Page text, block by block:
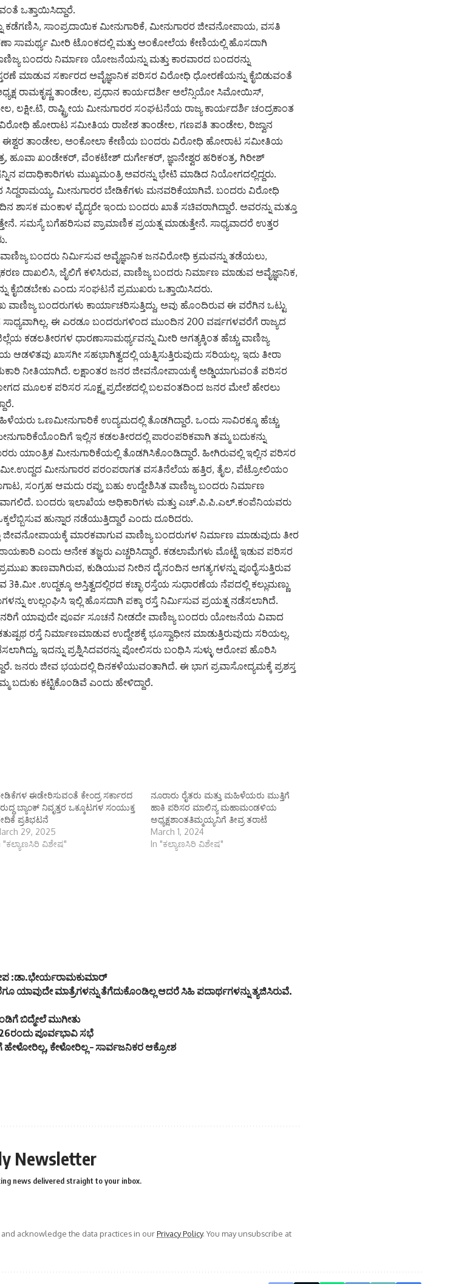
ಒತ್ತಾಯಿಸಿದ್ದಾರೆ.
ಕಡೆಗಣಿಸಿ, ಸಾಂಪ್ರದಾಯಿಕ ಮೀನುಗಾರಿಕೆ, ಮೀನುಗಾರರ ಜೀವನೋಪಾಯ, ವಸತಿ
ಸಾಮರ್ಥ್ಯ ಮೀರಿ ಟೊಂಕದಲ್ಲಿ ಮತ್ತು ಅಂಕೋಲೆಯ ಕೇಣಿಯಲ್ಲಿ ಹೊಸದಾಗಿ
ಬಂದರು ನಿರ್ಮಾಣ ಯೋಜನೆಯನ್ನು ಮತ್ತು ಕಾರವಾರದ ಬಂದರನ್ನು
ಮಾಡುವ ಸರ್ಕಾರದ ಅವೈಜ್ಞಾನಿಕ ಪರಿಸರ ವಿರೋಧಿ ಧೋರಣೆಯನ್ನು ಕೈಬಿಡುವಂತೆ
ರಾಮಕೃಷ್ಣ ತಾಂಡೇಲ, ಪ್ರಧಾನ ಕಾರ್ಯದರ್ಶೀ ಅಲೆನ್ಸಿಯೋ ಸಿಮೋಯಿಸ್,
ಲಕ್ಷೀ.ಟಿ, ರಾಷ್ಟ್ರೀಯ ಮೀನುಗಾರರ ಸಂಘಟನೆಯ ರಾಜ್ಯ ಕಾರ್ಯದರ್ಶಿ ಚಂದ್ರಕಾಂತ
ಹೋರಾಟ ಸಮೀತಿಯ ರಾಜೇಶ ತಾಂಡೇಲ, ಗಣಪತಿ ತಾಂಡೇಲ, ರಿಜ್ವಾನ
ಈಶ್ವರ ತಾಂಡೇಲ, ಅಂಕೋಲಾ ಕೇಣಿಯ ಬಂದರು ವಿರೋಧಿ ಹೋರಾಟ ಸಮೀತಿಯ
ಹೂವಾ ಖಂಡೇಕರ್, ವೆಂಕಟೇಶ್ ದುರ್ಗೇಕರ್, ಜ್ಞಾನೇಶ್ವರ ಹರಿಕಂತ್ರ, ಗಿರೀಶ್
ಪದಾಧಿಕಾರಿಗಳು ಮುಖ್ಯಮಂತ್ರಿ ಅವರನ್ನು ಭೇಟಿ ಮಾಡಿದ ನಿಯೋಗದಲ್ಲಿದ್ದರು.
ಸಿದ್ದರಾಮಯ್ಯ, ಮೀನುಗಾರರ ಬೇಡಿಕೆಗಳು ಮನವರಿಕೆಯಾಗಿವೆ. ಬಂದರು ವಿರೋಧಿ
ಮಂಕಾಳ ವೈದ್ಯರೇ ಇಂದು ಬಂದರು ಖಾತೆ ಸಚಿವರಾಗಿದ್ದಾರೆ. ಅವರನ್ನು ಮತ್ತೂ
ಸಮಸ್ಯೆ ಬಗೆಹರಿಸುವ ಪ್ರಾಮಾಣಿಕ ಪ್ರಯತ್ನ ಮಾಡುತ್ತೇನೆ. ಸಾಧ್ಯವಾದರೆ ಉತ್ತರ
ಬಂದರು ನಿರ್ಮಿಸುವ ಅವೈಜ್ಞಾನಿಕ ಜನವಿರೋಧಿ ಕ್ರಮವನ್ನು ತಡೆಯಲು,
ದಾಖಲಿಸಿ, ಜೈಲಿಗೆ ಕಳಿಸಿರುವ, ವಾಣಿಜ್ಯ ಬಂದರು ನಿರ್ಮಾಣ ಮಾಡುವ ಅವೈಜ್ಞಾನಿಕ,
ಕೈಬಿಡಬೇಕು ಎಂದು ಸಂಘಟನೆ ಪ್ರಮುಖರು ಒತ್ತಾಯಿಸಿದರು.
ವಾಣಿಜ್ಯ ಬಂದರುಗಳು ಕಾರ್ಯಾಚರಿಸುತ್ತಿದ್ದು, ಅವು ಹೊಂದಿರುವ ಈ ವರೆಗಿನ ಒಟ್ಟು
ಸಾಧ್ಯವಾಗಿಲ್ಲ. ಈ ಎರಡೂ ಬಂದರುಗಳಿಂದ ಮುಂದಿನ 200 ವರ್ಷಗಳವರೆಗೆ ರಾಜ್ಯದ
ಕಡಲತೀರಗಳ ಧಾರಣಾಸಾಮರ್ಥ್ಯವನ್ನು ಮೀರಿ ಅಗತ್ಯಕ್ಕಿಂತ ಹೆಚ್ಚು ವಾಣಿಜ್ಯ
ಆಡಳಿತವು ಖಾಸಗೀ ಸಹಭಾಗಿತ್ವದಲ್ಲಿ ಯತ್ನಿಸುತ್ತಿರುವುದು ಸರಿಯಲ್ಲ. ಇದು ತೀರಾ
ನೀತಿಯಾಗಿದೆ. ಲಕ್ಷಾಂತರ ಜನರ ಜೀವನೋಪಾಯಕ್ಕೆ ಅಡ್ಡಿಯಾಗುವಂತೆ ಪರಿಸರ
ಪರಿಸರ ಸೂಕ್ಷ್ಮ ಪ್ರದೇಶದಲ್ಲಿ ಬಲವಂತದಿಂದ ಜನರ ಮೇಲೆ ಹೇರಲು
ಒಣಮೀನುಗಾರಿಕೆ ಉದ್ಯಮದಲ್ಲಿ ತೊಡಗಿದ್ದಾರೆ. ಒಂದು ಸಾವಿರಕ್ಕೂ ಹೆಚ್ಚು
ಇಲ್ಲಿನ ಕಡಲತೀರದಲ್ಲಿ ಪಾರಂಪರಿಕವಾಗಿ ತಮ್ಮ ಬದುಕನ್ನು
ಯಾಂತ್ರಿಕ ಮೀನುಗಾರಿಕೆಯಲ್ಲಿ ತೊಡಗಿಸಿಕೊಂಡಿದ್ದಾರೆ. ಹೀಗಿರುವಲ್ಲಿ ಇಲ್ಲಿನ ಪರಿಸರ
ಮೀನುಗಾರರ ಪರಂಪರಾಗತ ವಸತಿನೆಲೆಯ ಹತ್ತಿರ, ತೈಲ, ಪೆಟ್ರೋಲಿಯಂ
ಸಂಗ್ರಹ ಆಮದು ರಪ್ತು ಬಹು ಉದ್ದೇಶಿಸಿತ ವಾಣಿಜ್ಯ ಬಂದರು ನಿರ್ಮಾಣ
ಬಂದರು ಇಲಾಖೆಯ ಅಧಿಕಾರಿಗಳು ಮತ್ತು ಎಚ್.ಪಿ.ಪಿ.ಎಲ್.ಕಂಪೆನಿಯವರು
ಹುನ್ನಾರ ನಡೆಯುತ್ತಿದ್ದಾರೆ ಎಂದು ದೂರಿದರು.
ಜೀವನೋಪಾಯಕ್ಕೆ ಮಾರಕವಾಗುವ ವಾಣಿಜ್ಯ ಬಂದರುಗಳ ನಿರ್ಮಾಣ ಮಾಡುವುದು ತೀರ
ಎಂದು ಅನೇಕ ತಜ್ಞರು ಎಚ್ಚರಿಸಿದ್ದಾರೆ. ಕಡಲಾಮೆಗಳು ಮೊಟ್ಟೆ ಇಡುವ ಪರಿಸರ
ತಾಣವಾಗಿರುವ, ಕುಡಿಯುವ ನೀರಿನ ದೈನಂದಿನ ಅಗತ್ಯಗಳನ್ನು ಪೂರೈಸುತ್ತಿರುವ
.ಉದ್ದಕ್ಕೂ ಅಸ್ತಿತ್ವದಲ್ಲಿರದ ಕಚ್ಛಾ ರಸ್ತೆಯ ಸುಧಾರಣೆಯ ನೆಪದಲ್ಲಿ ಕಲ್ಲುಮಣ್ಣು
ಉಲ್ಲಂಘಿಸಿ ಇಲ್ಲಿ ಹೊಸದಾಗಿ ಪಕ್ಕಾ ರಸ್ತೆ ನಿರ್ಮಿಸುವ ಪ್ರಯತ್ನ ನಡೆಸಲಾಗಿದೆ.
ಯಾವುದೇ ಪೂರ್ವ ಸೂಚನೆ ನೀಡದೇ ವಾಣಿಜ್ಯ ಬಂದರು ಯೋಜನೆಯ ವಿವಾದ
ರಸ್ತೆ ನಿರ್ಮಾಣಮಾಡುವ ಉದ್ದೇಶಕ್ಕೆ ಭೂಸ್ವಾಧೀನ ಮಾಡುತ್ತಿರುವುದು ಸರಿಯಲ್ಲ.
ಇದನ್ನು ಪ್ರಶ್ನಿಸಿದವರನ್ನು ಪೋಲಿಸರು ಬಂಧಿಸಿ ಸುಳ್ಳು ಆರೋಪ ಹೊರಿಸಿ
ಜನರು ಜೀವ ಭಯದಲ್ಲಿ ದಿನಕಳೆಯುವಂತಾಗಿದೆ. ಈ ಭಾಗ ಪ್ರವಾಸೋದ್ಯಮಕ್ಕೆ ಪ್ರಶಸ್ತ
ಬದುಕು ಕಟ್ಟಿಕೊಂಡಿವೆ ಎಂದು ಹೇಳಿದ್ದಾರೆ.
ಈಡೇರಿಸುವಂತೆ ಕೇಂದ್ರ ಸರ್ಕಾರದ
ಬ್ಯಾಂಕ್ ನಿವೃತ್ತರ ಒಕ್ಕೂಟಗಳ ಸಂಯುಕ್ತ
ಪ್ರತಿಭಟನೆ
29, 2025
"ಕಲ್ಯಾಣಸಿರಿ ವಿಶೇಷ"
ನೂರಾರು ರೈತರು ಮತ್ತು ಮಹಿಳೆಯರು ಮುತ್ತಿಗೆ
ಹಾಕಿ ಪರಿಸರ ಮಾಲಿನ್ಯ ಮಹಾಮಂಡಳಿಯ
ಅಧ್ಯಕ್ಷಶಾಂತತಿಮ್ಮಯ್ಯನಿಗೆ ತೀವ್ರ ತರಾಟೆ
March 1, 2024
In "ಕಲ್ಯಾಣಸಿರಿ ವಿಶೇಷ"
:ಡಾ.ಭೇರ್ಯರಾಮಕುಮಾರ್
ಯಾವುದೇ ಮಾತ್ರೆಗಳನ್ನು ತೆಗೆದುಕೊಂಡಿಲ್ಲ ಆದರೆ ಸಿಹಿ ಪದಾರ್ಥಗಳನ್ನು ತ್ಯಜಿಸಿರುವೆ.
ಬಿದ್ಮೇಲೆ ಮುಗೀತು
ಪೂರ್ವಭಾವಿ ಸಭೆ
ಕೇಳೋರಿಲ್ಲ – ಸಾರ್ವಜನಿಕರ ಆಕ್ರೋಶ
Newsletter
news delivered straight to your inbox.
and acknowledge the data practices in ourPrivacy Policy. You may unsubscribe at